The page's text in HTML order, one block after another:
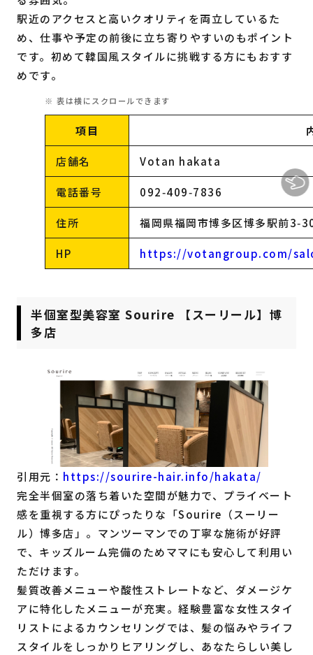
駅近のアクセスと高いクオリティを両立しているた
め、仕事や予定の前後に立ち寄りやすいのもポイント
です。初めて韓国風スタイルに挑戦する方にもおすす
めです。
項目
店舗名 Votan hakata
電話番号 092‑409‑7836
住所 福岡県福岡市博多区博多駅前
HP https://votangroup.com/
半個室型美容室 Sourire 【スーリール】博
多店
引用元： https://sourire-hair.info/hakata/
完全半個室の落ち着いた空間が魅力で、プライベート
感を重視する方にぴったりな「Sourire（スーリー
ル）博多店」。マンツーマンでの丁寧な施術が好評
で、キッズルーム完備のためママにも安心して利用い
ただけます。
髪質改善メニューや酸性ストレートなど、ダメージケ
アに特化したメニューが充実。経験豊富な女性スタイ
リストによるカウンセリングでは、髪の悩みやライフ
スタイルをしっかりヒアリングし、あなたらしい美し